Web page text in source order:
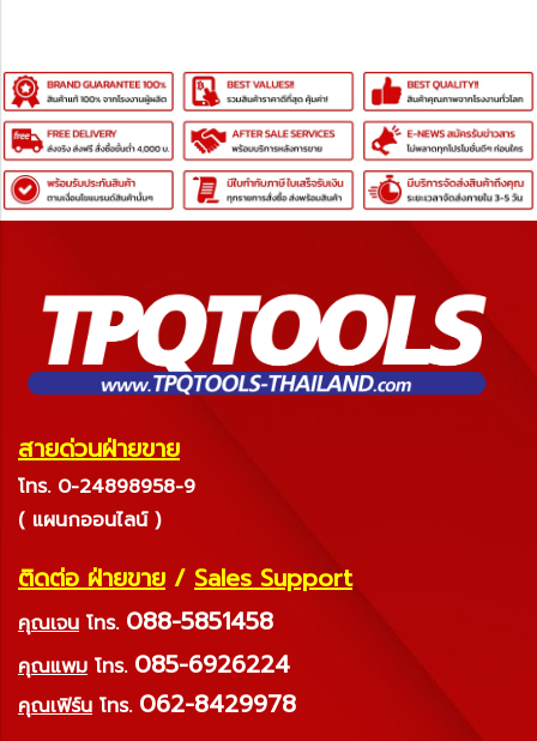
สายด่วนฝ่ายขาย
โทร. 0-24898958-9
( แผนกออนไลน์ )
ติดต่อ ฝ่ายขาย / Sales Support
คุณเจน โทร. 088-5851458
คุณแพม โทร. 085-6926224
คุณเฟิร์น โทร. 062-8429978